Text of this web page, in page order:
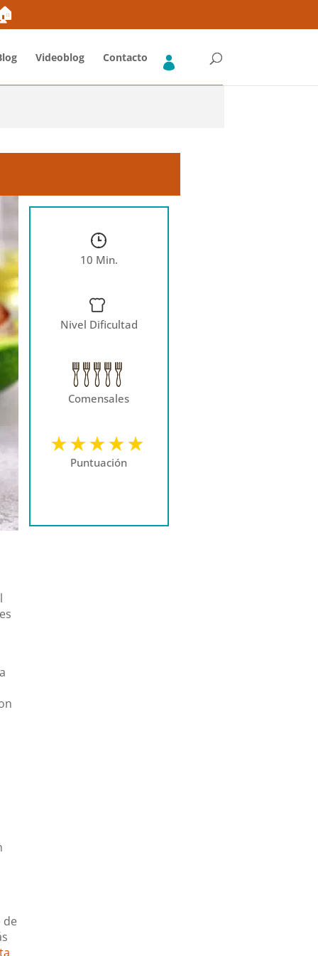
Videoblog Contacto
10 Min.
Nivel Dificultad
Comensales
Puntuación
de